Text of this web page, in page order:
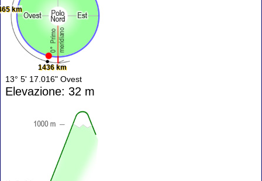
1436 km
km
13° 5' 17.016" Ovest
Elevazione: 32 m